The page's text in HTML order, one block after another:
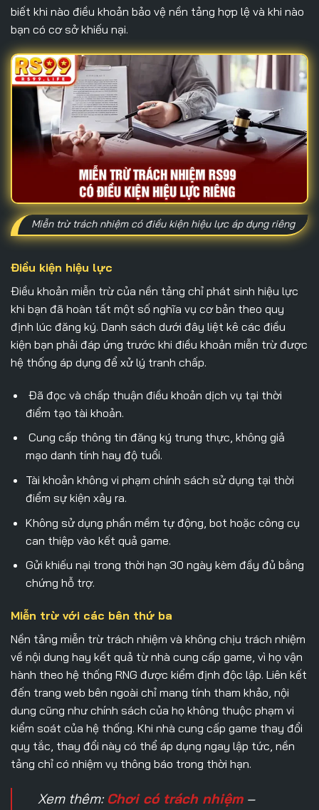
biết khi nào điều khoản bảo vệ nền tảng hợp lệ và khi nào
bạn có cơ sở khiếu nại.
Miễn trừ trách nhiệm có điều kiện hiệu lực áp dụng riêng
Điều kiện hiệu lực
Điều khoản miễn trừ của nền tảng chỉ phát sinh hiệu lực
khi bạn đã hoàn tất một số nghĩa vụ cơ bản theo quy
định lúc đăng ký. Danh sách dưới đây liệt kê các điều
kiện bạn phải đáp ứng trước khi điều khoản miễn trừ được
hệ thống áp dụng để xử lý tranh chấp.
Đã đọc và chấp thuận điều khoản dịch vụ tại thời
điểm tạo tài khoản.
Cung cấp thông tin đăng ký trung thực, không giả
mạo danh tính hay độ tuổi.
Tài khoản không vi phạm chính sách sử dụng tại thời
điểm sự kiện xảy ra.
Không sử dụng phần mềm tự động, bot hoặc công cụ
can thiệp vào kết quả game.
Gửi khiếu nại trong thời hạn 30 ngày kèm đầy đủ bằng
chứng hỗ trợ.
Miễn trừ với các bên thứ ba
Nền tảng miễn trừ trách nhiệm và không chịu trách nhiệm
về nội dung hay kết quả từ nhà cung cấp game, vì họ vận
hành theo hệ thống RNG được kiểm định độc lập. Liên kết
đến trang web bên ngoài chỉ mang tính tham khảo, nội
dung cũng như chính sách của họ không thuộc phạm vi
kiểm soát của hệ thống. Khi nhà cung cấp game thay đổi
quy tắc, thay đổi này có thể áp dụng ngay lập tức, nền
tảng chỉ có nhiệm vụ thông báo trong thời hạn.
Xem thêm: Chơi có trách nhiệm–